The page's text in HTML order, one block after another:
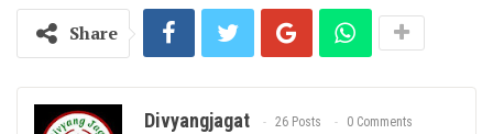
Share
Divyangjagat 26 Posts 0 Comments